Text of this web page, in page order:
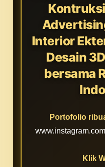
Interior
Desain
bersama
Portofolio
Klik